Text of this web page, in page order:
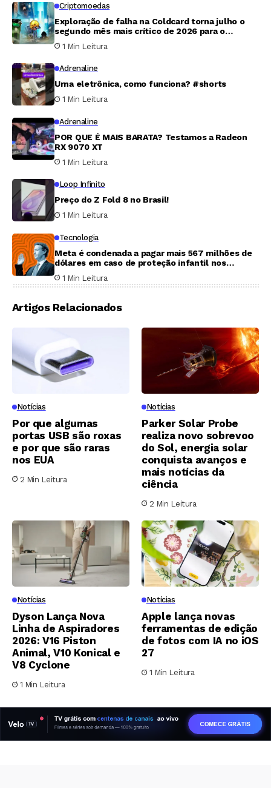
Criptomoedas
Exploração de falha na Coldcard torna julho o
segundo mês mais crítico de 2026 para o
mercado cripto
1 Min Leitura
Adrenaline
Urna eletrônica, como funciona? #shorts
1 Min Leitura
Adrenaline
POR QUE É MAIS BARATA? Testamos a Radeon
RX 9070 XT
1 Min Leitura
Loop Infinito
Preço do Z Fold 8 no Brasil!
1 Min Leitura
Tecnologia
Meta é condenada a pagar mais 567 milhões de
dólares em caso de proteção infantil nos
Estados Unidos
1 Min Leitura
Artigos Relacionados
Notícias
Por que algumas
portas USB são roxas
e por que são raras
nos EUA
2 Min Leitura
Notícias
Parker Solar Probe
realiza novo sobrevoo
do Sol, energia solar
conquista avanços e
mais notícias da
ciência
2 Min Leitura
Notícias
Dyson Lança Nova
Linha de Aspiradores
2026: V16 Piston
Animal, V10 Konical e
V8 Cyclone
1 Min Leitura
Notícias
Apple lança novas
ferramentas de edição
de fotos com IA no iOS
27
1 Min Leitura